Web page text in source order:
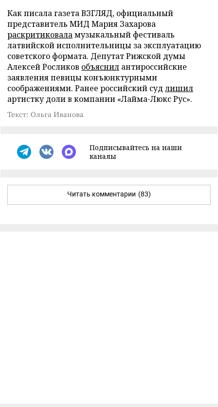
Как писала газета ВЗГЛЯД, официальный
представитель МИД Мария Захарова
раскритиковаламузыкальный фестиваль
латвийской исполнительницы за эксплуатацию
советского формата. Депутат Рижской думы
Алексей Росликов объяснил антироссийские
заявления певицы конъюнктурными
соображениями. Ранее российский суд лишил
артистку доли в компании «Лайма-Люкс Рус».
Текст: Ольга Иванова
Подписывайтесь на наши
каналы
Читать комментарии (83)